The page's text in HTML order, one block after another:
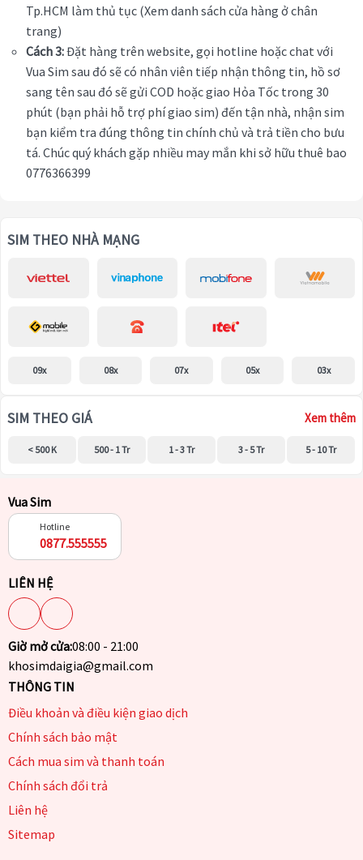
Tp.HCM làm thủ tục (Xem danh sách cửa hàng ở chân
trang)
Cách 3:Đặt hàng trên website, gọi hotline hoặc chat với
Vua Sim sau đó sẽ có nhân viên tiếp nhận thông tin, hồ sơ
sang tên sau đó sẽ gửi COD hoặc giao Hỏa Tốc trong 30
phút (bạn phải hỗ trợ phí giao sim) đến tận nhà, nhận sim
bạn kiểm tra đúng thông tin chính chủ và trả tiền cho bưu
tá. Chúc quý khách gặp nhiều may mắn khi sở hữu thuê bao
0776366399
SIM THEO NHÀ MẠNG
09x 08x 07x 05x 03x
SIM THEO GIÁ Xem thêm
< 500 K 500 - 1 Tr 1 - 3 Tr 3 - 5 Tr 5 - 10 Tr
Vua Sim
Hotline
0877.555555
LIÊN HỆ
Giờ mở cửa:08:00 - 21:00
khosimdaigia@gmail.com
THÔNG TIN
Điều khoản và điều kiện giao dịch
Chính sách bảo mật
Cách mua sim và thanh toán
Chính sách đổi trả
Liên hệ
Sitemap